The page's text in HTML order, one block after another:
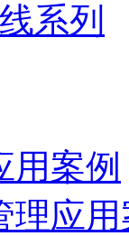
系列
用案例
理应